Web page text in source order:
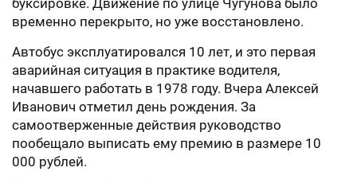
буксировке. Движение по улице Чугунова было
временно перекрыто, но уже восстановлено.
Автобус эксплуатировался 10 лет, и это первая
аварийная ситуация в практике водителя,
начавшего работать в 1978 году. Вчера Алексей
Иванович отметил день рождения. За
самоотверженные действия руководство
пообещало выписать ему премию в размере 10
000 рублей.